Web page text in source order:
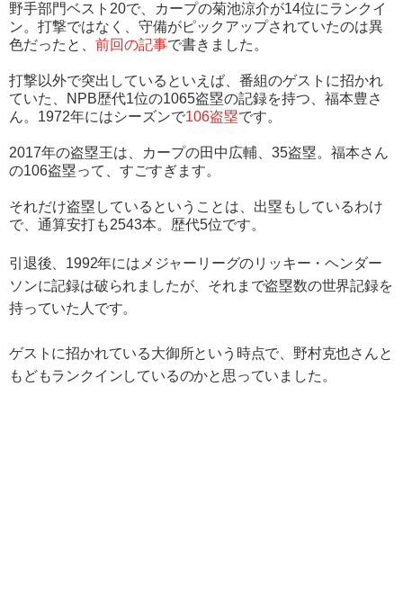
野手部門ベスト20で、カープの菊池涼介が14位にランクイ
ン。打撃ではなく、守備がピックアップされていたのは異
色だったと、 前回の記事で書きました。
打撃以外で突出しているといえば、番組のゲストに招かれ
ていた、NPB歴代1位の1065盗塁の記録を持つ、福本豊さ
ん。1972年にはシーズンで106盗塁です。
2017年の盗塁王は、カープの田中広輔、35盗塁。福本さん
の106盗塁って、すごすぎます。
それだけ盗塁しているということは、出塁もしているわけ
で、通算安打も2543本。歴代5位です。
引退後、1992年にはメジャーリーグのリッキー・ヘンダー
ソンに記録は破られましたが、それまで盗塁数の世界記録を
持っていた人です。
ゲストに招かれている大御所という時点で、野村克也さんと
もどもランクインしているのかと思っていました。